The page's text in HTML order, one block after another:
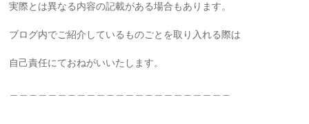
実際とは異なる内容の記載がある場合もあります。
ブログ内でご紹介しているものごとを取り入れる際は
自己責任にておねがいいたします。